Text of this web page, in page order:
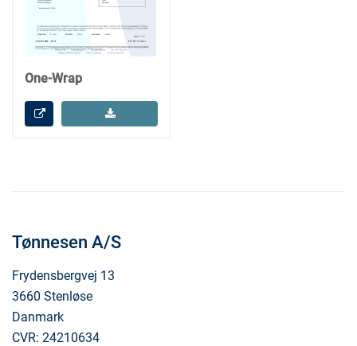
One-Wrap
Tønnesen A/S
Frydensbergvej 13
3660 Stenløse
Danmark
CVR: 24210634